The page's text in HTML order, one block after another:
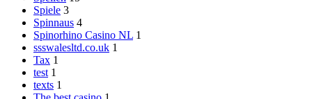
Spiele 3
Spinnaus 4
Spinorhino Casino NL 1
ssswalesltd.co.uk 1
Tax 1
test 1
texts 1